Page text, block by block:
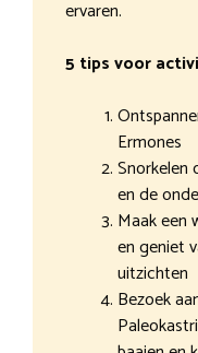
ervaren.
5 tips voor
Ermones
Snorkelen
en de
Maak een
en geniet
uitzichten
Bezoek